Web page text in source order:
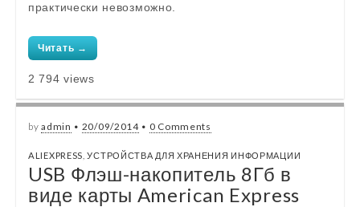
практически невозможно.
Читать →
2 794 views
byadmin • 20/09/2014• 0 Comments
ALIEXPRESS ,УСТРОЙСТВА ДЛЯ ХРАНЕНИЯ ИНФОРМАЦИИ
USB Флэш-накопитель 8Гб в
виде карты American Express